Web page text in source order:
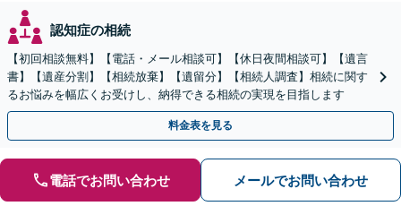
認知症の相続
【初回相談無料】【電話・メール相談可】【休日夜間相談可】【遺言
書】【遺産分割】【相続放棄】【遺留分】【相続人調査】相続に関す
るお悩みを幅広くお受けし、納得できる相続の実現を目指します
料金表を見る
電話でお問い合わせ メールでお問い合わせ